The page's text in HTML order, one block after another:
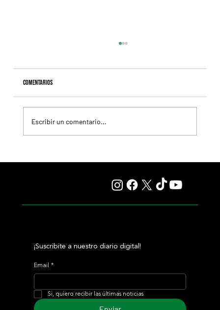
Comentarios
Escribir un comentario...
¡Suscribite a nuestro diario digital!
Email *
Si, quiero recibir las últimas noticias